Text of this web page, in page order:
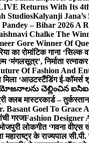
Returns With Its
StudiosKalyanji
Pandey – Bihar 2026 A
Chalke The
Gore Winner Of
का रोमांटिक गाना ‘सिल्क
निर्माता
Of Fashion And
मिला ‘आउटस्टैंडिंग ई-
చెల్లించిన
क्लब मास्टरकार्ड –
Basant Goel To Grace
गरजFashion Designer
लोकगीत ‘गवना
के राज्यपाल सी.पी.